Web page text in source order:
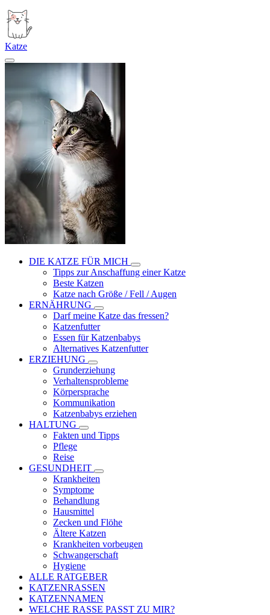
Katze
DIE KATZE FÜR MICH
Tipps zur Anschaffung einer Katze
Beste Katzen
Katze nach Größe / Fell / Augen
ERNÄHRUNG
Darf meine Katze das fressen?
Katzenfutter
Essen für Katzenbabys
Alternatives Katzenfutter
ERZIEHUNG
Grunderziehung
Verhaltensprobleme
Körpersprache
Kommunikation
Katzenbabys erziehen
HALTUNG
Fakten und Tipps
Pflege
Reise
GESUNDHEIT
Krankheiten
Symptome
Behandlung
Hausmittel
Zecken und Flöhe
Ältere Katzen
Krankheiten vorbeugen
Schwangerschaft
Hygiene
ALLE RATGEBER
KATZENRASSEN
KATZENNAMEN
WELCHE RASSE PASST ZU MIR?